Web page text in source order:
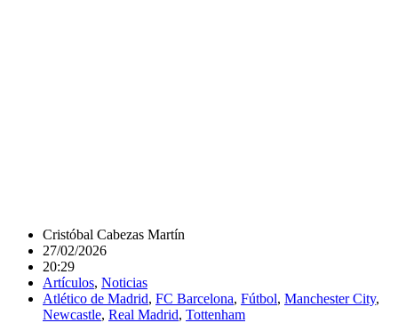
Cristóbal Cabezas Martín
27/02/2026
20:29
Artículos, Noticias
Atlético de Madrid, FC Barcelona, Fútbol, Manchester City,
Newcastle, Real Madrid, Tottenham